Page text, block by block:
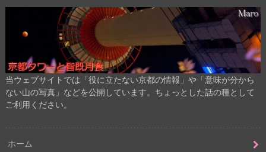
当ウェブサイトでは「役に立たない京都の情報」や「意味が分から
ない山の写真」などを公開しています。ちょっとした話の種として
ご利用ください。
ホーム